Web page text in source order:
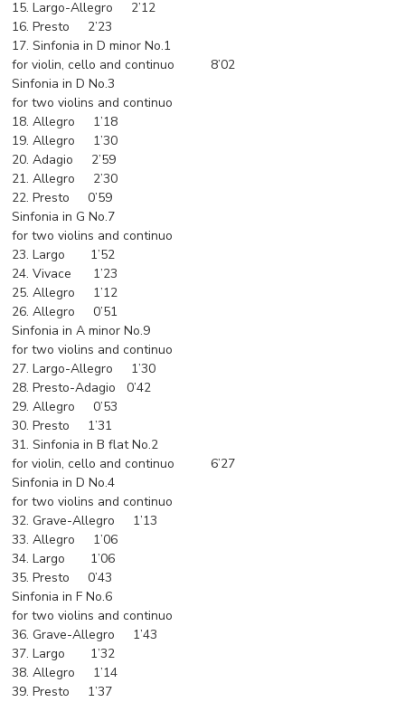
15. Largo-Allegro 2’12
16. Presto 2’23
17. Sinfonia in D minor No.1
for violin, cello and continuo 8’02
Sinfonia in D No.3
for two violins and continuo
18. Allegro 1’18
19. Allegro 1’30
20. Adagio 2’59
21. Allegro 2’30
22. Presto 0’59
Sinfonia in G No.7
for two violins and continuo
23. Largo 1’52
24. Vivace 1’23
25. Allegro 1’12
26. Allegro 0’51
Sinfonia in A minor No.9
for two violins and continuo
27. Largo-Allegro 1’30
28. Presto-Adagio 0’42
29. Allegro 0’53
30. Presto 1’31
31. Sinfonia in B flat No.2
for violin, cello and continuo 6’27
Sinfonia in D No.4
for two violins and continuo
32. Grave-Allegro 1’13
33. Allegro 1’06
34. Largo 1’06
35. Presto 0’43
Sinfonia in F No.6
for two violins and continuo
36. Grave-Allegro 1’43
37. Largo 1’32
38. Allegro 1’14
39. Presto 1’37